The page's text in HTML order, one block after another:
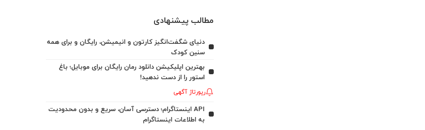
مطالب پیشنهادی
دنیای شگفت‌انگیز کارتون و انیمیشن، رایگان و برای همه
سنین کودک
بهترین اپلیکیشن دانلود رمان رایگان برای موبایل؛ باغ
استور را از دست ندهید!
رپورتاژ آگهی
API اینستاگرام؛ دسترسی آسان، سریع و بدون محدودیت
به اطلاعات اینستاگرام